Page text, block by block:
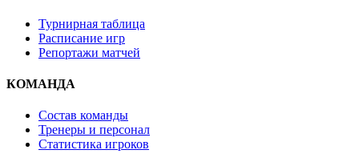
Турнирная таблица
Расписание игр
Репортажи матчей
КОМАНДА
Состав команды
Тренеры и персонал
Статистика игроков